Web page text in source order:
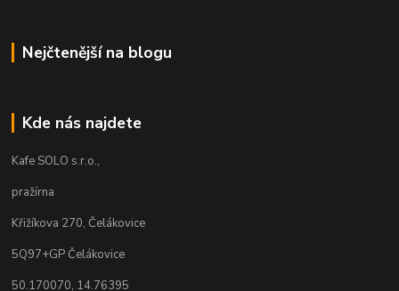
Nejčtenější na blogu
Kde nás najdete
Kafe SOLO s.r.o.,
pražírna
Křižíkova 270, Čelákovice
5Q97+GP Čelákovice
50.170070, 14.76395